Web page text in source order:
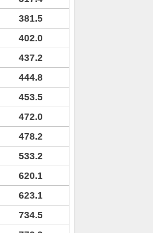
381.5
402.0
437.2
444.8
453.5
472.0
478.2
533.2
620.1
623.1
734.5